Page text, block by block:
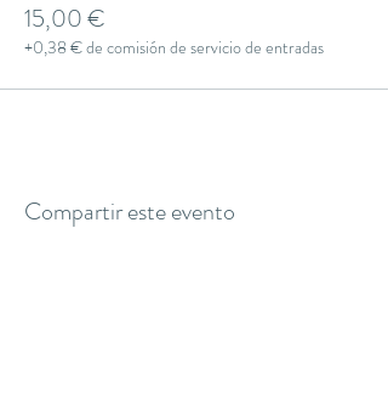
15,00 €
+0,38 € de comisión de servicio de entradas
Compartir este evento